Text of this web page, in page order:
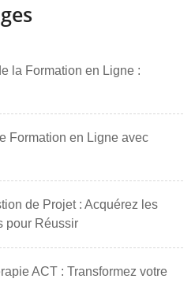
la Formation en Ligne :
Formation en Ligne avec
de Projet : Acquérez les
pour Réussir
ACT : Transformez votre